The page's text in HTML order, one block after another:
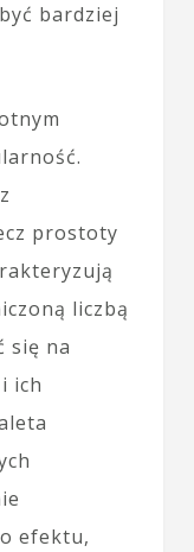
bardziej
prostoty
liczbą
się na
ich
efektu,